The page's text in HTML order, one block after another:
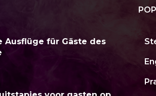
Ausflüge für Gäste des